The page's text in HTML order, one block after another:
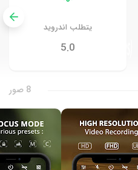
يتطلب اندرويد
5.0
8 صور